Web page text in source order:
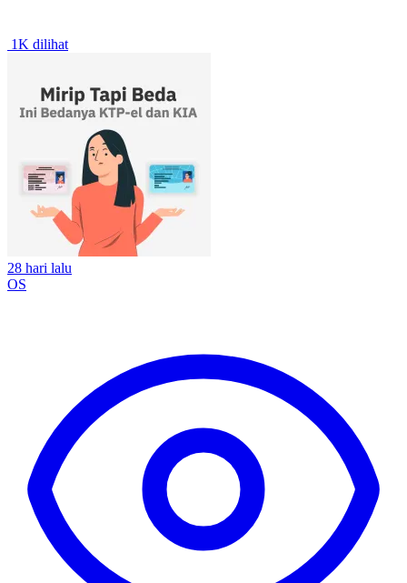
1K dilihat
28 hari lalu
OS